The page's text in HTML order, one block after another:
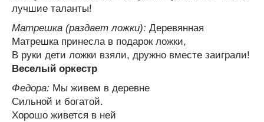
лучшие таланты!
Матрешка (раздает ложки): Деревянная
Матрешка принесла в подарок ложки,
В руки дети ложки взяли, дружно вместе заиграли!
Веселый оркестр
Федора: Мы живем в деревне
Сильной и богатой.
Хорошо живется в ней